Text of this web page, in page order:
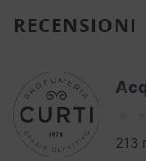
RECENSIONI
213